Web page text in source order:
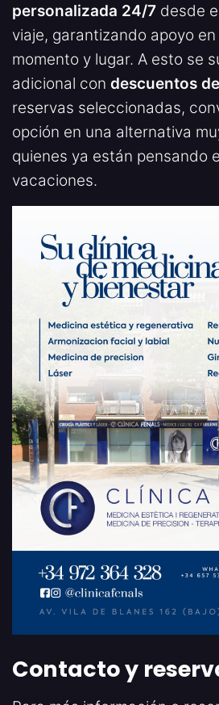
personalizada 24/7 desde
viaje, garantizando apoyo
momento y lugar. A esto se
adicional con descuentos
reservas seleccionadas,
opción en una alternativa
quienes ya están pensando
vacaciones.
Contacto y